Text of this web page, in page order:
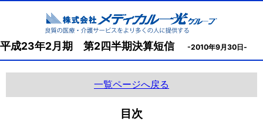
平成23年2月期 第2四半期決算短信 -2010年9月30日-
一覧ページへ戻る
目次